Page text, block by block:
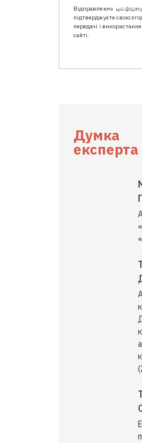
Відправляючи цю
підтверджуєте свою
передачі і
сайті.
Думка
експерта